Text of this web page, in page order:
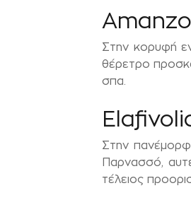
Στην κορυφή
θέρετρο
σπα.
Στην
Παρνασσό,
τέλειος